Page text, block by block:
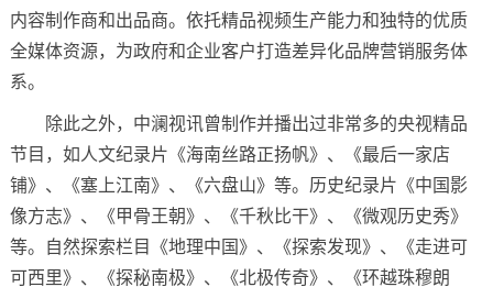
内容制作商和出品商。依托精品视频生产能力和独特的优质
全媒体资源，为政府和企业客户打造差异化品牌营销服务体
系。
除此之外，中澜视讯曾制作并播出过非常多的央视精品
节目，如人文纪录片《海南丝路正扬帆》、《最后一家店
铺》、《塞上江南》、《六盘山》等。历史纪录片《中国影
像方志》、《甲骨王朝》、《千秋比干》、《微观历史秀》
等。自然探索栏目《地理中国》、《探索发现》、《走进可
可西里》、《探秘南极》、《北极传奇》、《环越珠穆朗